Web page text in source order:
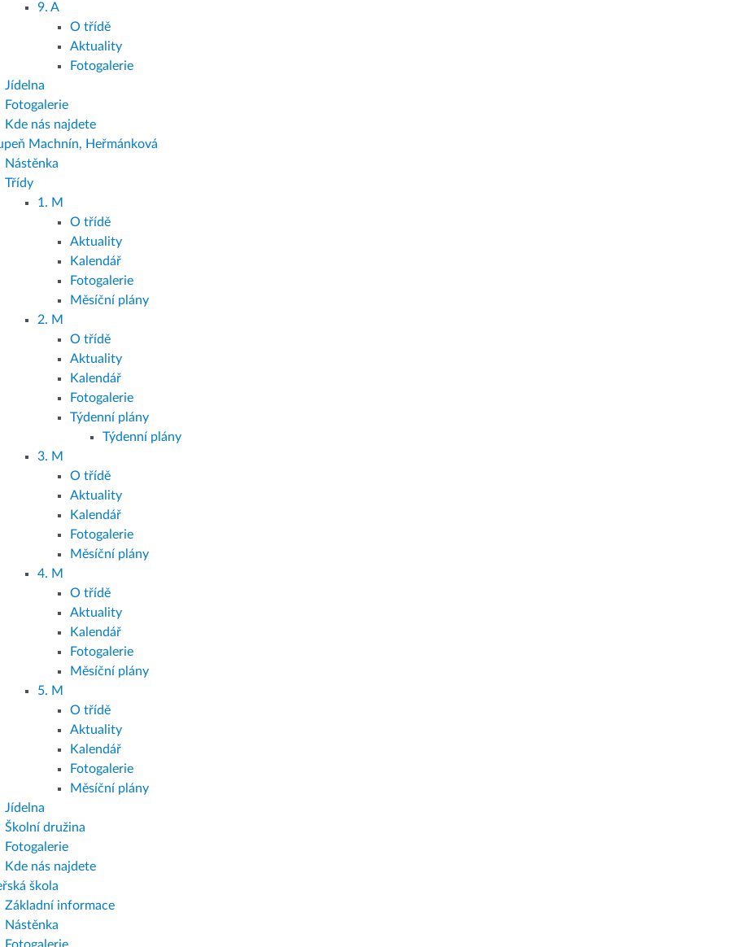
9. A
O třídě
Aktuality
Fotogalerie
Jídelna
Fotogalerie
Kde nás najdete
Machnín, Heřmánková
Nástěnka
Třídy
1. M
O třídě
Aktuality
Kalendář
Fotogalerie
Měsíční plány
2. M
O třídě
Aktuality
Kalendář
Fotogalerie
Týdenní plány
Týdenní plány
3. M
O třídě
Aktuality
Kalendář
Fotogalerie
Měsíční plány
4. M
O třídě
Aktuality
Kalendář
Fotogalerie
Měsíční plány
5. M
O třídě
Aktuality
Kalendář
Fotogalerie
Měsíční plány
Jídelna
Školní družina
Fotogalerie
Kde nás najdete
škola
Základní informace
Nástěnka